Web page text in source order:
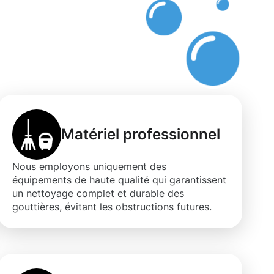
Matériel professionnel
Nous employons uniquement des
équipements de haute qualité qui garantissent
un nettoyage complet et durable des
gouttières, évitant les obstructions futures.